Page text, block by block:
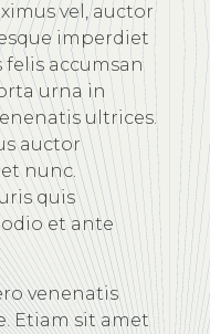
vel, auctor
imperdiet
felis accumsan
urna in
ultrices.
auctor
nunc.
quis
et ante
venenatis
Etiam sit amet